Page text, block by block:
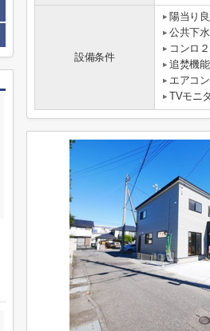
設備条件
陽当り
公共下水
コンロ
追焚機
エアコン
TVモニ